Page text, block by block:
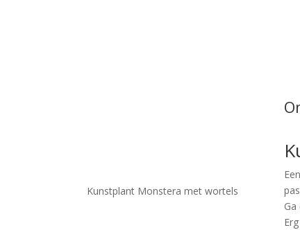
Kunstplant Monstera met wortels